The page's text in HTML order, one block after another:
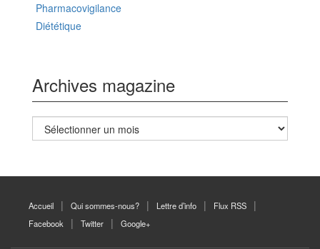
Pharmacovigilance
Diététique
Archives magazine
Archives
magazine
Accueil Qui sommes-nous? Lettre d’info
Flux RSS
Facebook
Twitter Google+